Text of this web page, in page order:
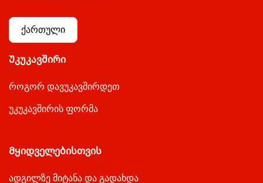
ქართული
Უკუკავშირი
როგორ დავუკავშირდეთ
უკუკავშირის ფორმა
Მყიდველებისთვის
ადგილზე მიტანა და გადახდა